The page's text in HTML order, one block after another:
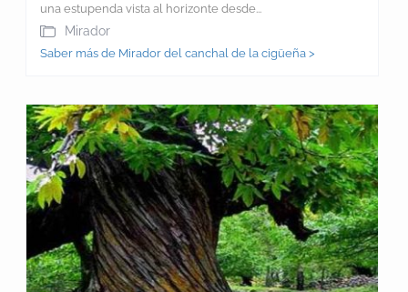
una estupenda vista al horizonte desde...
Mirador
Saber más de Mirador del canchal de la cigüeña >